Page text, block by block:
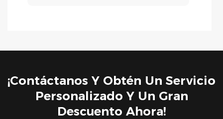
¡Contáctanos Y Obtén Un Servicio
Personalizado Y Un Gran
Descuento Ahora!